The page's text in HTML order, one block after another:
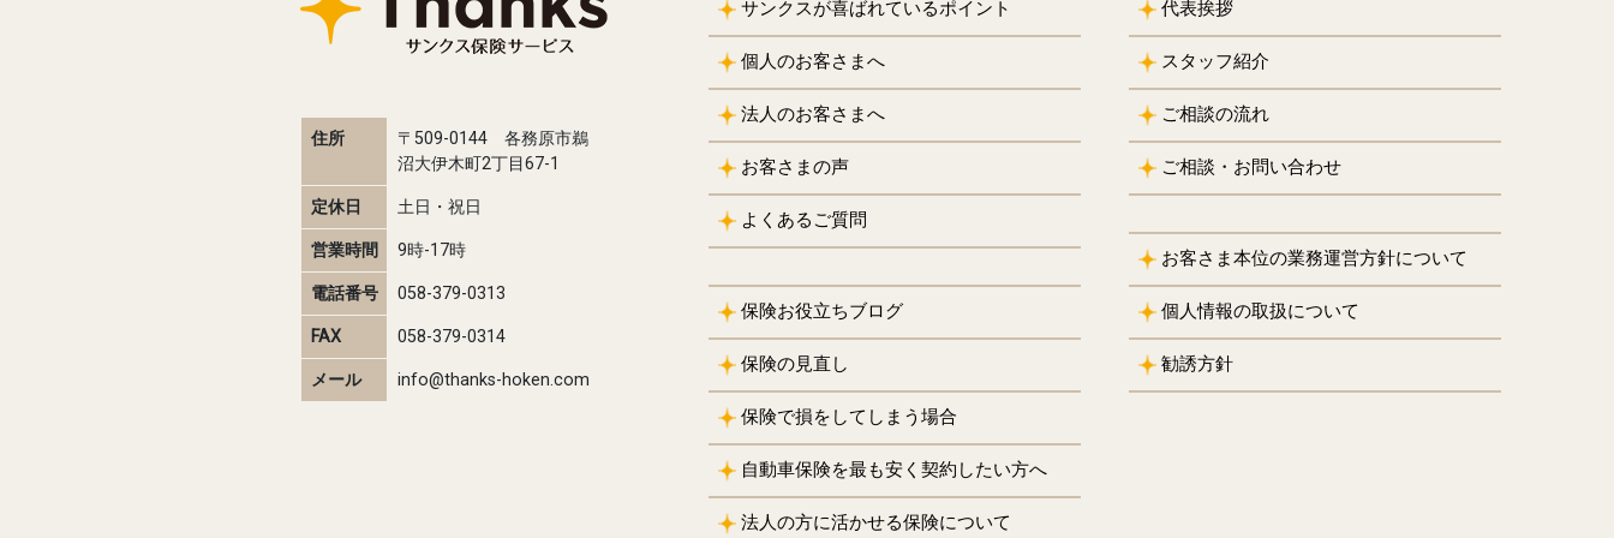
住所
〒509-0144 各務原市鵜
沼大伊木町2丁目67-1
定休日 土日・祝日
営業時間 9時-17時
電話番号 058-379-0313
FAX 058-379-0314
メール info@thanks-hoken.com
サンクスが喜ばれているポイント
個人のお客さまへ
法人のお客さまへ
お客さまの声
よくあるご質問
保険お役立ちブログ
保険の見直し
保険で損をしてしまう場合
自動車保険を最も安く契約したい方へ
法人の方に活かせる保険について
代表挨拶
スタッフ紹介
ご相談の流れ
ご相談・お問い合わせ
お客さま本位の業務運営方針について
個人情報の取扱について
勧誘方針